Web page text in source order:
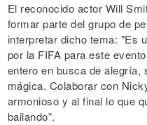
El reconocido actor Will
formar parte del grupo de
interpretar dicho tema: "Es
por la FIFA para este
entero en busca de alegría,
mágica. Colaborar con
armonioso y al final lo que
bailando”.